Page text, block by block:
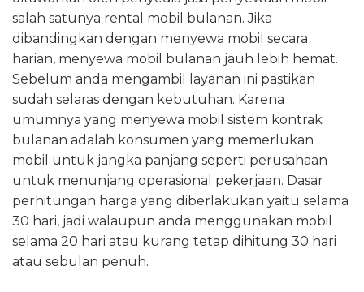
salah satunya rental mobil bulanan. Jika
dibandingkan dengan menyewa mobil secara
harian, menyewa mobil bulanan jauh lebih hemat.
Sebelum anda mengambil layanan ini pastikan
sudah selaras dengan kebutuhan. Karena
umumnya yang menyewa mobil sistem kontrak
bulanan adalah konsumen yang memerlukan
mobil untuk jangka panjang seperti perusahaan
untuk menunjang operasional pekerjaan. Dasar
perhitungan harga yang diberlakukan yaitu selama
30 hari, jadi walaupun anda menggunakan mobil
selama 20 hari atau kurang tetap dihitung 30 hari
atau sebulan penuh.